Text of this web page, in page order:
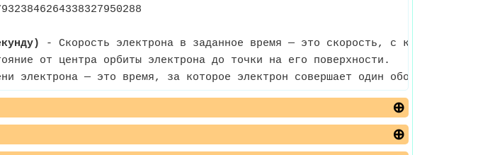
- Скорость электрона в заданное время — это скорость, с которой
от центра орбиты электрона до точки на его поверхности.
электрона — это время, за которое электрон совершает один оборот по